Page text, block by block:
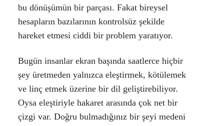
bu dönüşümün bir parçası. Fakat bireysel
hesapların bazılarının kontrolsüz şekilde
hareket etmesi ciddi bir problem yaratıyor.
Bugün insanlar ekran başında saatlerce hiçbir
şey üretmeden yalnızca eleştirmek, kötülemek
ve linç etmek üzerine bir dil geliştirebiliyor.
Oysa eleştiriyle hakaret arasında çok net bir
çizgi var. Doğru bulmadığınız bir şeyi medeni